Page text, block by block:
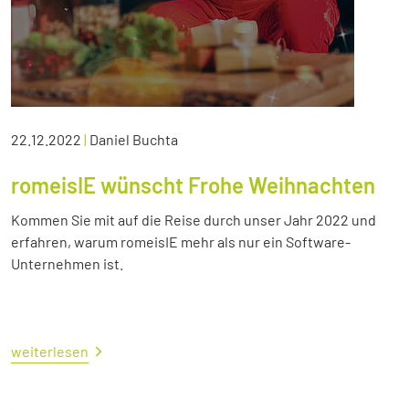
22.12.2022 | Daniel Buchta
romeisIE wünscht Frohe Weihnachten
Kommen Sie mit auf die Reise durch unser Jahr 2022 und
erfahren, warum romeisIE mehr als nur ein Software-
Unternehmen ist.
weiterlesen